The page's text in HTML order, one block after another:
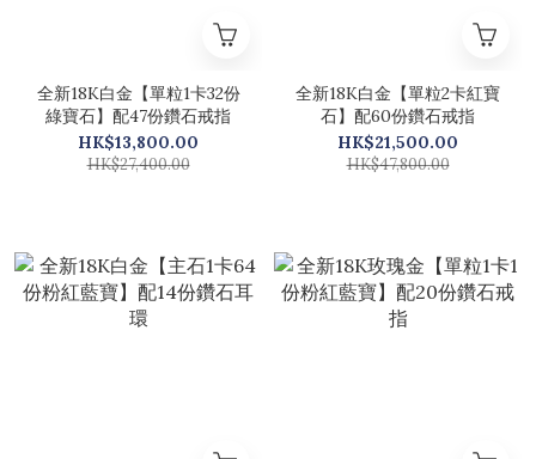
全新18K白金【單粒1卡32份
綠寶石】配47份鑽石戒指
HK$13,800.00
HK$27,400.00
全新18K白金【單粒2卡紅寶
石】配60份鑽石戒指
HK$21,500.00
HK$47,800.00